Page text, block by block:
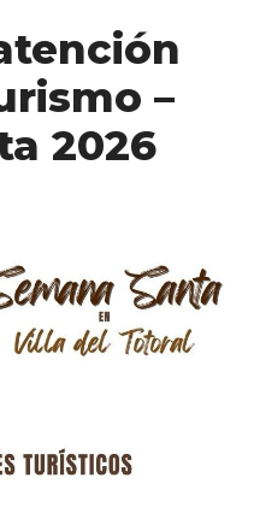
–
2026